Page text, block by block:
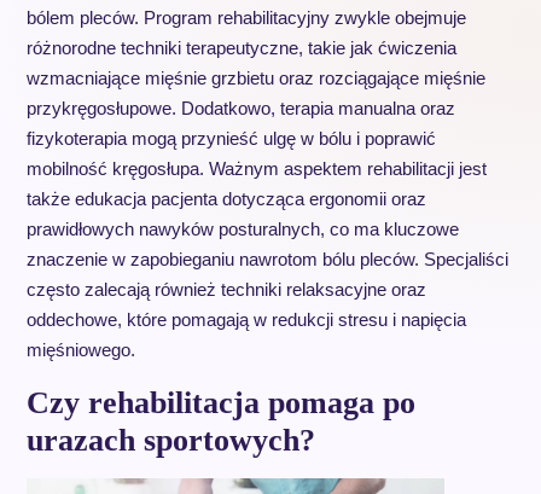
bólem pleców. Program rehabilitacyjny zwykle obejmuje
różnorodne techniki terapeutyczne, takie jak ćwiczenia
wzmacniające mięśnie grzbietu oraz rozciągające mięśnie
przykręgosłupowe. Dodatkowo, terapia manualna oraz
fizykoterapia mogą przynieść ulgę w bólu i poprawić
mobilność kręgosłupa. Ważnym aspektem rehabilitacji jest
także edukacja pacjenta dotycząca ergonomii oraz
prawidłowych nawyków posturalnych, co ma kluczowe
znaczenie w zapobieganiu nawrotom bólu pleców. Specjaliści
często zalecają również techniki relaksacyjne oraz
oddechowe, które pomagają w redukcji stresu i napięcia
mięśniowego.
Czy rehabilitacja pomaga po
urazach sportowych?